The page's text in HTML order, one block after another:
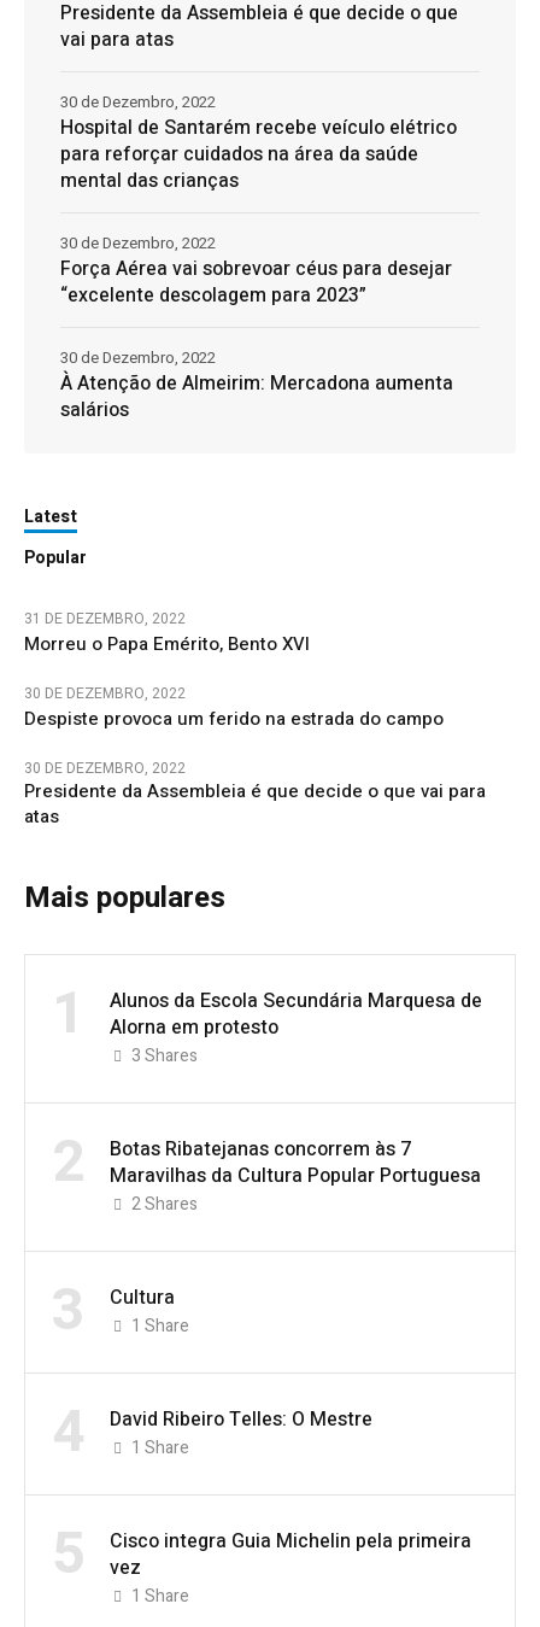
Presidente da Assembleia é que decide o que
vai para atas
Hospital de Santarém recebe veículo elétrico
para reforçar cuidados na área da saúde
mental das crianças
30 de Dezembro, 2022
Força Aérea vai sobrevoar céus para desejar
“excelente descolagem para 2023”
30 de Dezembro, 2022
À Atenção de Almeirim: Mercadona aumenta
salários
30 de Dezembro, 2022
Latest
Popular
31 DE DEZEMBRO, 2022
Morreu o Papa Emérito, Bento XVI
30 DE DEZEMBRO, 2022
Despiste provoca um ferido na estrada do campo
30 DE DEZEMBRO, 2022
Presidente da Assembleia é que decide o que vai para
atas
Mais populares
1
Alunos da Escola Secundária Marquesa de
Alorna em protesto
3Shares
2
Botas Ribatejanas concorrem às 7
Maravilhas da Cultura Popular Portuguesa
2Shares
3 Cultura
1 Share
4 David Ribeiro Telles: O Mestre
1 Share
5
Cisco integra Guia Michelin pela primeira
vez
1 Share